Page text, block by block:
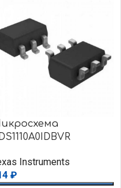
Instruments
₽